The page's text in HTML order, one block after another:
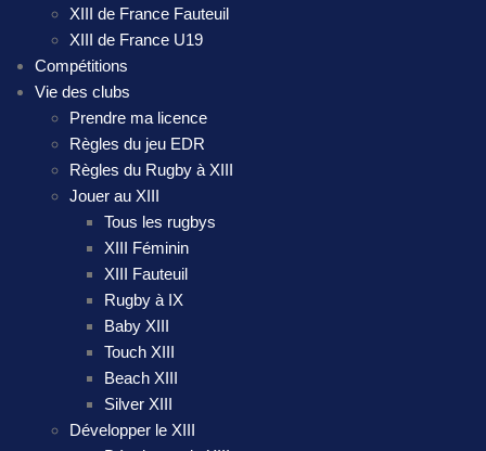
XIII de France Fauteuil
XIII de France U19
Compétitions
Vie des clubs
Prendre ma licence
Règles du jeu EDR
Règles du Rugby à XIII
Jouer au XIII
Tous les rugbys
XIII Féminin
XIII Fauteuil
Rugby à IX
Baby XIII
Touch XIII
Beach XIII
Silver XIII
Développer le XIII